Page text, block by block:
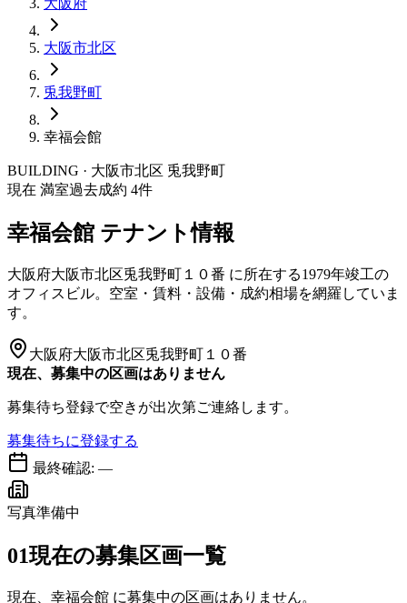
大阪府
大阪市北区
兎我野町
幸福会館
BUILDING · 大阪市北区 兎我野町
現在 満室過去成約 4件
幸福会館 テナント情報
大阪府大阪市北区兎我野町１０番 に所在する1979年竣工の
オフィスビル。空室・賃料・設備・成約相場を網羅していま
す。
大阪府大阪市北区兎我野町１０番
現在、募集中の区画はありません
募集待ち登録で空きが出次第ご連絡します。
募集待ちに登録する
最終確認: —
写真準備中
01現在の募集区画一覧
現在、 幸福会館 に募集中の区画はありません。